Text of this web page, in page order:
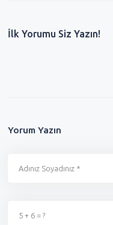
İlk Yorumu Siz Yazın!
Yorum Yazın